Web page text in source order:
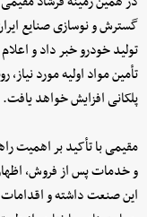
گسترش و نوسازی صنایع
تولید خودرو خبر داد و
تأمین مواد اولیه مورد
پلکانی افزایش خواهد یافت.
مقیمی با تأکید بر اهمیت
و خدمات پس از فروش،
این صنعت داشته و